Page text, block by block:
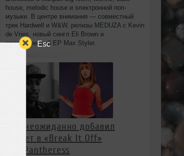
Esc
house, melodic house и электронной поп-
музыки. В центре внимания — совместный
трек Hardwell и W&W, релизы MEDUZA с Kevin
de Vries, новый сингл Eli Brown и
шеститрековый EP Max Styler.
JME неожиданно добавил
куплет в «Break It Off»
PinkPantheress